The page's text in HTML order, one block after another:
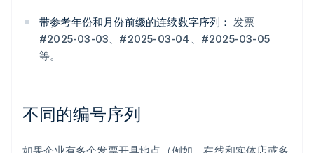
带参考年份和月份前缀的连续数字序列： 发票
#2025-03-03、#2025-03-04、#2025-03-05
等。
不同的编号序列